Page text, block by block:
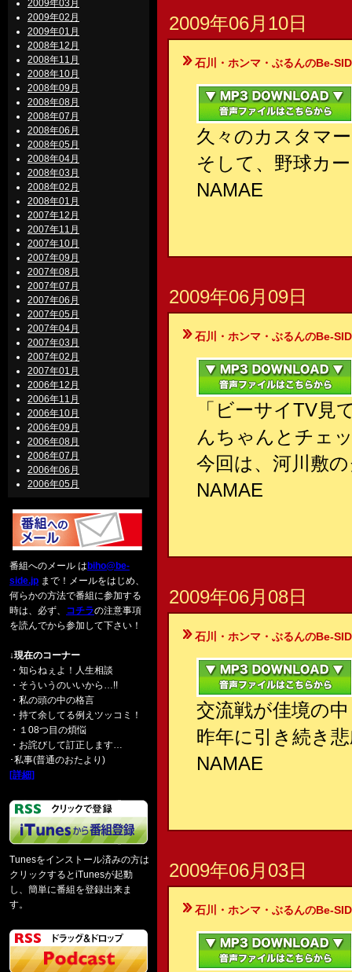
2009年03月
2009年02月
2009年01月
2008年12月
2008年11月
2008年10月
2008年09月
2008年08月
2008年07月
2008年06月
2008年05月
2008年04月
2008年03月
2008年02月
2008年01月
2007年12月
2007年11月
2007年10月
2007年09月
2007年08月
2007年07月
2007年06月
2007年05月
2007年04月
2007年03月
2007年02月
2007年01月
2006年12月
2006年11月
2006年10月
2006年09月
2006年08月
2006年07月
2006年06月
2006年05月
番組へのメール は biho@be-
side.jp まで！メールをはじめ、
何らかの方法で番組に参加する
時は、必ず、 コチラの注意事項
を読んでから参加して下さい！
↓現在のコーナー
・知らねぇよ！人生相談
・そういうのいいから…!!
・私の頭の中の格言
・持て余してる例えツッコミ！
・１08つ目の煩悩
・お詫びして訂正します…
･私事(普通のおたより)
[詳細]
Tunesをインストール済みの方は
クリックするとiTunesが起動
し、簡単に番組を登録出来ま
す。
2009年06月10日
石川・ホンマ・ぶるんのBe-
久々のカスタマ
そして、野球カ
NAMAE
2009年06月09日
石川・ホンマ・ぶるんのBe-
「ビーサイTV見
んちゃんとチェ
今回は、河川敷
NAMAE
2009年06月08日
石川・ホンマ・ぶるんのBe-
交流戦が佳境の
昨年に引き続き
NAMAE
2009年06月03日
石川・ホンマ・ぶるんのBe-